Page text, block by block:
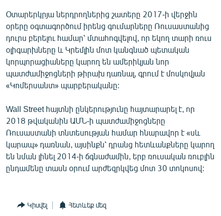
ՏԵՍԱՆՅՈՒԹԵՐ
ԲԱՆԱՎԵՃ
ՁԳՏԵԼՈՎ ԼԱՎԱԳՈՒՅՆԻՆ
ՓՈԴՔԱՍԹ
English
Русский
ՀԵՏԵՎԵՔ ՄԵԶ
Օտարերկրյա ներդրողներից շատերը 2017-ի վերջին
օրերը օգտագործում իրենց գումարները Ռուսաստանից
դուրս բերելու համար՝ մտահոգվելով, որ եկող տարի ռուս
օլիգարխները և Կրեմլին մոտ կանգնած պետական
կորպորացիաները կարող են ամերիկյան նոր
պատժամիջոցների թիրախ դառնալ, գրում է մոսկովյան
«Կոմերսանտ» պարբերականը:
Wall Street հայտնի ընկերությունը հայտարարել է, որ
2018 թվականին ԱՄՆ-ի պատժամիջոցները
Ռուսաստանի տնտեսության համար հնարավոր է «սև
կարապ» դառնան, այսինքն՝ դրանց հետևանքները կարող
են նման լինել 2014-ի ճգնաժամին, երբ ռուսական ռուբլին
ընդամենը տասն օրում արժեզրկվեց մոտ 30 տոկոսով:
Կիսվել Հետևեք մեզ